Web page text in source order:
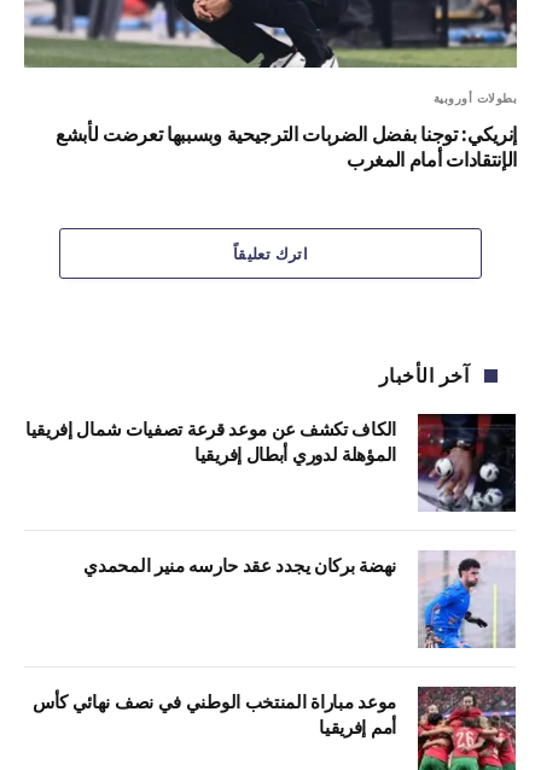
بطولات أوروبية
إنريكي: توجنا بفضل الضربات الترجيحية وبسببها تعرضت لأبشع
الإنتقادات أمام المغرب
اترك تعليقاً
آخر الأخبار
الكاف تكشف عن موعد قرعة تصفيات شمال إفريقيا
المؤهلة لدوري أبطال إفريقيا
نهضة بركان يجدد عقد حارسه منير المحمدي
موعد مباراة المنتخب الوطني في نصف نهائي كأس
أمم إفريقيا